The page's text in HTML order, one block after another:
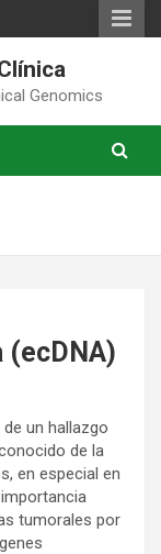
Genomics
(ecDNA)
un hallazgo
de la
en especial en
tumorales por